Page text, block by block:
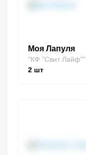
Моя Лапуля
"КФ "Свит Лайф""
2 шт